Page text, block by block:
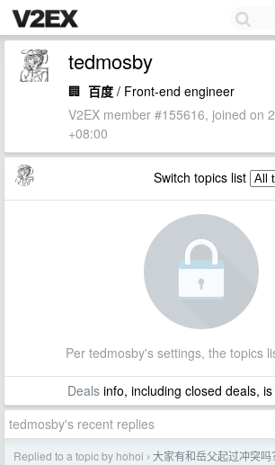
tedmosby
🏢 百度 / Front-end engineer
V2EX member #155616, joined on
+08:00
Switch topics list
Per tedmosby's settings, the topics
Dealsinfo, including closed deals,
tedmosby's recent replies
Replied to a topic by hohoi › 大家有和岳父起过冲突吗